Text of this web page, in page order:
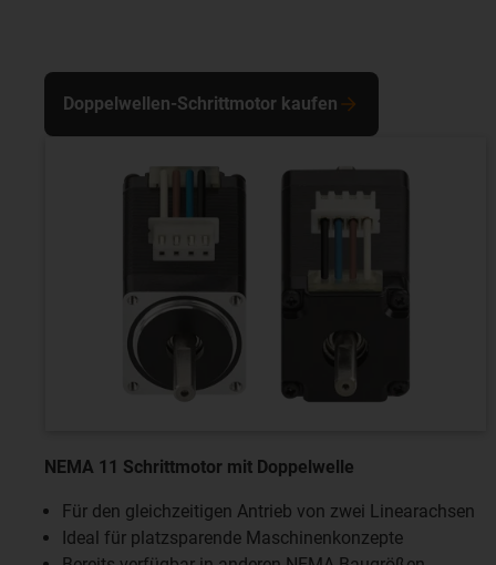
NEMA 11 Schrittmotor mit Doppelwelle
Für den gleichzeitigen Antrieb von zwei Linearachsen
Ideal für platzsparende Maschinenkonzepte
Doppelwellen-Schrittmotor kaufen